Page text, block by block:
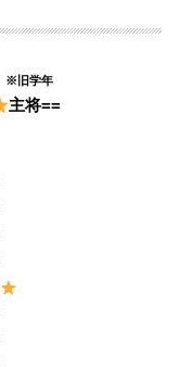
※旧学年
主将==